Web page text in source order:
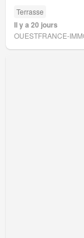
Terrasse
Il y a 20 jours
OUESTFRANCE-